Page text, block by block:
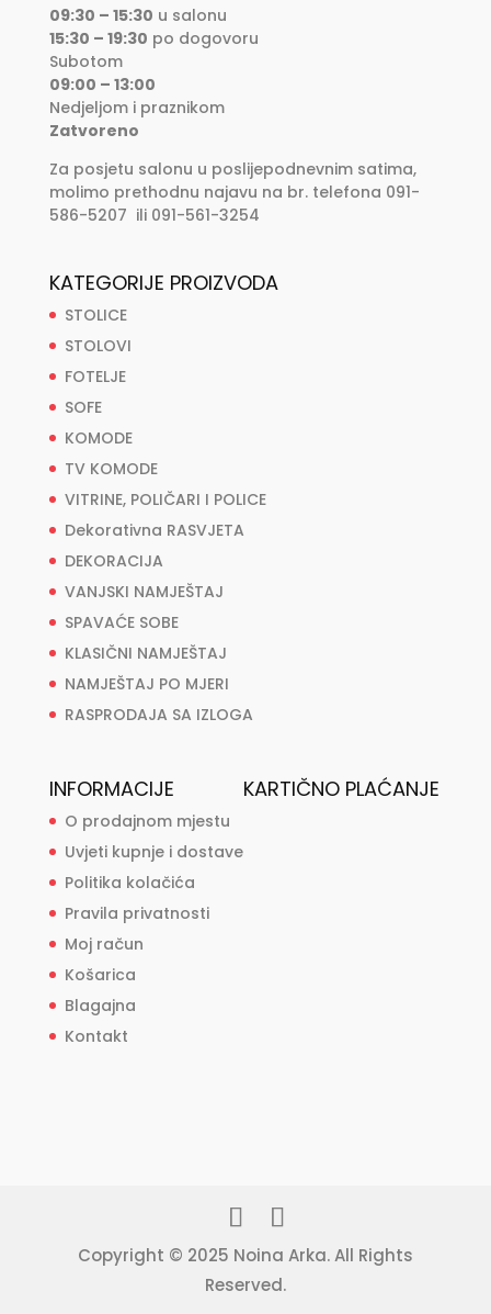
09:30 – 15:30 u salonu
15:30 – 19:30 po dogovoru
Subotom
09:00 – 13:00
Nedjeljom i praznikom
Zatvoreno
Za posjetu salonu u poslijepodnevnim satima,
molimo prethodnu najavu na br. telefona 091-
586-5207 ili 091-561-3254
KATEGORIJE PROIZVODA
STOLICE
STOLOVI
FOTELJE
SOFE
KOMODE
TV KOMODE
VITRINE, POLIČARI I POLICE
Dekorativna RASVJETA
DEKORACIJA
VANJSKI NAMJEŠTAJ
SPAVAĆE SOBE
KLASIČNI NAMJEŠTAJ
NAMJEŠTAJ PO MJERI
RASPRODAJA SA IZLOGA
INFORMACIJE
O prodajnom mjestu
Uvjeti kupnje i dostave
Politika kolačića
Pravila privatnosti
Moj račun
Košarica
Blagajna
Kontakt
KARTIČNO PLAĆANJE
Copyright © 2025 Noina Arka. All Rights
Reserved.